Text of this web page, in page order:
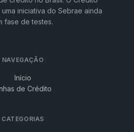
iniciativa do Sebrae ainda
fase de testes.
NAVEGAÇÃO
Início
de Crédito
CATEGORIAS